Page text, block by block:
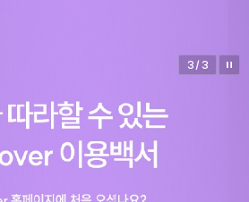
3 / 3